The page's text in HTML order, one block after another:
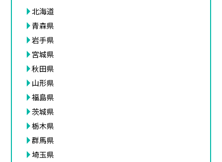
北海道
青森県
岩手県
宮城県
秋田県
山形県
福島県
茨城県
栃木県
群馬県
埼玉県